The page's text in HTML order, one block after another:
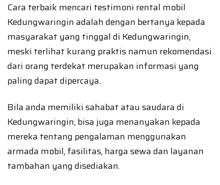
Cara terbaik mencari testimoni rental mobil
Kedungwaringin adalah dengan bertanya kepada
masyarakat yang tinggal di Kedungwaringin,
meski terlihat kurang praktis namun rekomendasi
dari orang terdekat merupakan informasi yang
paling dapat dipercaya.
Bila anda memiliki sahabat atau saudara di
Kedungwaringin, bisa juga menanyakan kepada
mereka tentang pengalaman menggunakan
armada mobil, fasilitas, harga sewa dan layanan
tambahan yang disediakan.